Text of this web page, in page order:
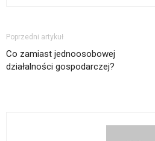
Poprzedni artykuł
Co zamiast jednoosobowej
działalności gospodarczej?